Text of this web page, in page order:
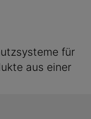
für
aus einer